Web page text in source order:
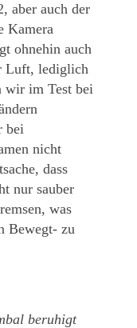
aber auch der
Kamera
ohnehin auch
Luft, lediglich
wir im Test bei
bei
nicht
dass
nur sauber
was
Bewegt- zu
beruhigt